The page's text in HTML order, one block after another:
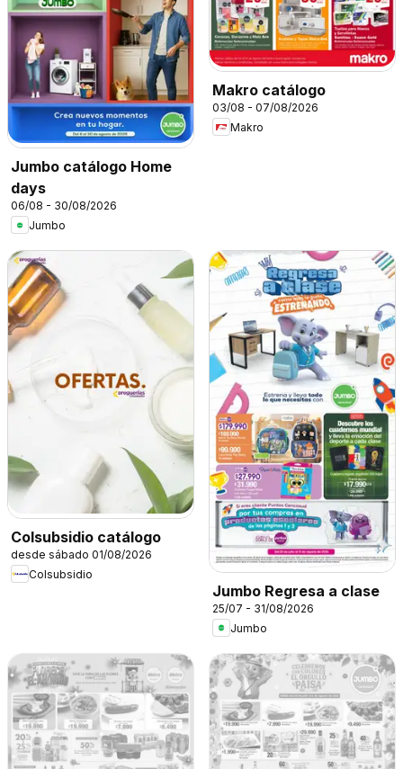
Jumbo catálogo Home
days
06/08 - 30/08/2026
Jumbo
Makro catálogo
03/08 - 07/08/2026
Makro
Colsubsidio catálogo
desde sábado 01/08/2026
Colsubsidio
Jumbo Regresa a clase
25/07 - 31/08/2026
Jumbo